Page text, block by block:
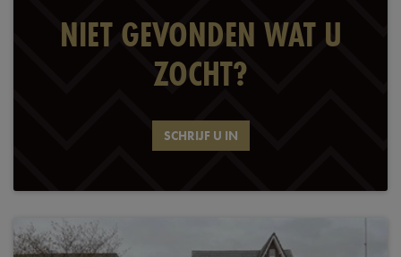
NIET GEVONDEN WAT U
ZOCHT?
SCHRIJF U IN